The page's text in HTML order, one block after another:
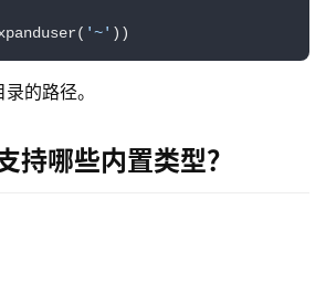
'~' ))
的路径。
哪些内置类型？